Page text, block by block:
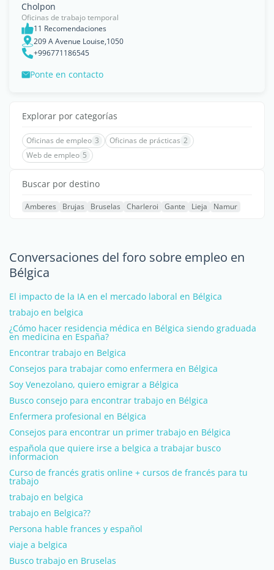
Cholpon
Oficinas de trabajo temporal
11 Recomendaciones
209 A Avenue Louise,1050
+996771186545
Ponte en contacto
Explorar por categorías
Oficinas de empleo 3 Oficinas de prácticas 2
Web de empleo 5
Buscar por destino
Amberes Brujas Bruselas Charleroi Gante Lieja Namur
Conversaciones del foro sobre empleo en
Bélgica
El impacto de la IA en el mercado laboral en Bélgica
trabajo en belgica
¿Cómo hacer residencia médica en Bélgica siendo graduada
en medicina en España?
Encontrar trabajo en Belgica
Consejos para trabajar como enfermera en Bélgica
Soy Venezolano, quiero emigrar a Bélgica
Busco consejo para encontrar trabajo en Bélgica
Enfermera profesional en Bélgica
Consejos para encontrar un primer trabajo en Bélgica
española que quiere irse a belgica a trabajar busco
informacion
Curso de francés gratis online + cursos de francés para tu
trabajo
trabajo en belgica
trabajo en Belgica??
Persona hable frances y español
viaje a belgica
Busco trabajo en Bruselas